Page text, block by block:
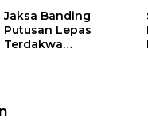
Bersalah dan Hukum
2 Tahun Penjara
Jaksa Banding
Putusan Lepas
Terdakwa